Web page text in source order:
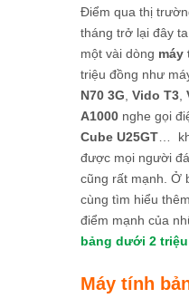
Điểm qua thị
tháng trở lại đây
một vài dòng máy
triệu đồng như
N70 3G Vido T3
A1000 nghe gọi
Cube U25GT …
được mọi người
cũng rất mạnh. Ở
cùng tìm hiểu
điểm mạnh của
bảng dưới 2 triệu
Máy tính